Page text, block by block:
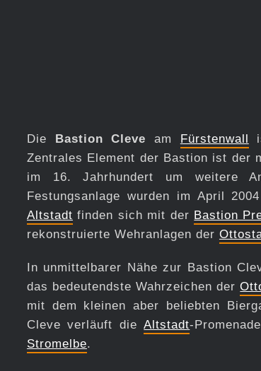
Die Bastion Cleve am Fürstenwall
Zentrales Element der Bastion ist der
im 16. Jahrhundert um weitere
Festungsanlage wurden im April
Altstadt finden sich mit der Bastion
rekonstruierte Wehranlagen der
In unmittelbarer Nähe zur Bastion
das bedeutendste Wahrzeichen der
mit dem kleinen aber beliebten
Cleve verläuft dieAltstadt-
Stromelbe.